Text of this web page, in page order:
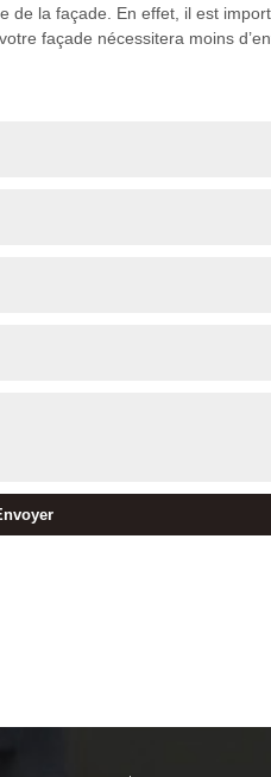
de la façade. En effet, il est
façade nécessitera moins